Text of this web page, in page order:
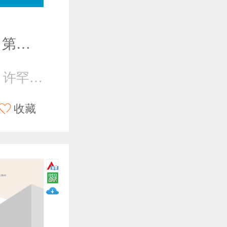
西方经济学（第四版）
吴宇晖 张东辉 许罕多 许纯祯
收藏